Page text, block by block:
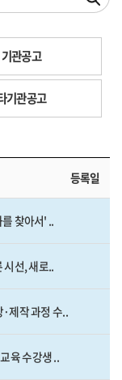
기관공고
기관공고
등록일
찾아서' ..
시선, 새로..
제작 과정 수..
육 수강생 ..